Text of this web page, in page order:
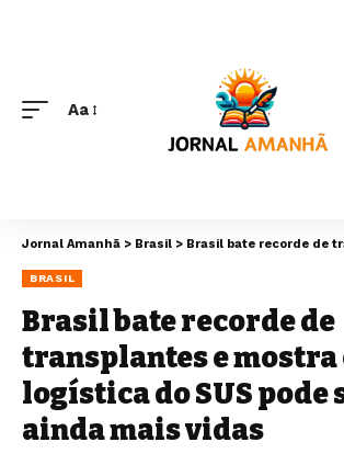
Aa
Jornal Amanhã > Brasil > Brasil bate recorde de transplantes e mostra como a
BRASIL
Brasil bate recorde de
transplantes e mostra
logística do SUS pode
ainda mais vidas